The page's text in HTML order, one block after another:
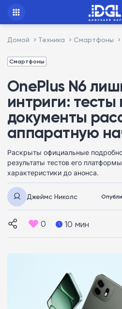
Домой Техника Смартфоны
Смартфоны
OnePlus N6
интриги: тесты
документы
аппаратную
Раскрыты официальные
результаты тестов его
характеристики до анонса.
Джеймс Николс
0 10 мин